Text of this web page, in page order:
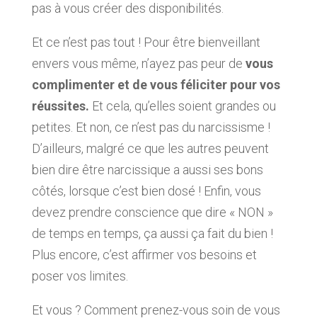
pas à vous créer des disponibilités.
Et ce n’est pas tout ! Pour être bienveillant
envers vous même, n’ayez pas peur de vous
complimenter et de vous féliciter pour vos
réussites. Et cela, qu’elles soient grandes ou
petites. Et non, ce n’est pas du narcissisme !
D’ailleurs, malgré ce que les autres peuvent
bien dire être narcissique a aussi ses bons
côtés, lorsque c’est bien dosé ! Enfin, vous
devez prendre conscience que dire « NON »
de temps en temps, ça aussi ça fait du bien !
Plus encore, c’est affirmer vos besoins et
poser vos limites.
Et vous ? Comment prenez-vous soin de vous